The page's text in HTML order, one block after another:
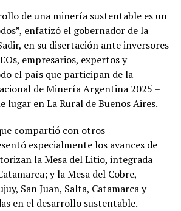
de una minería sustentable es un
enfatizó el gobernador de la
en su disertación ante inversores
empresarios, expertos y
el país que participan de la
de Minería Argentina 2025 –
lugar en La Rural de Buenos Aires.
compartió con otros
especialmente los avances de
la Mesa del Litio, integrada
y la Mesa del Cobre,
San Juan, Salta, Catamarca y
en el desarrollo sustentable.